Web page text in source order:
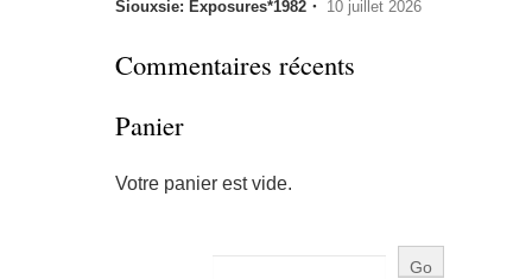
Siouxsie: Exposures*1982・ 10 juillet 2026
Commentaires récents
Panier
Votre panier est vide.